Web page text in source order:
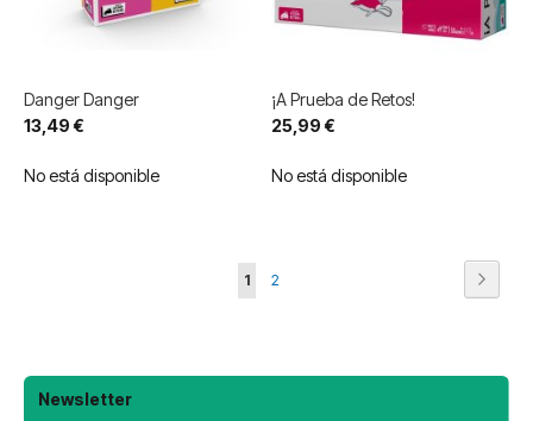
Danger Danger
13,49 €
No está disponible
¡A Prueba de Retos!
25,99 €
No está disponible
Página
Actualmente
1 Página
2
Newsletter